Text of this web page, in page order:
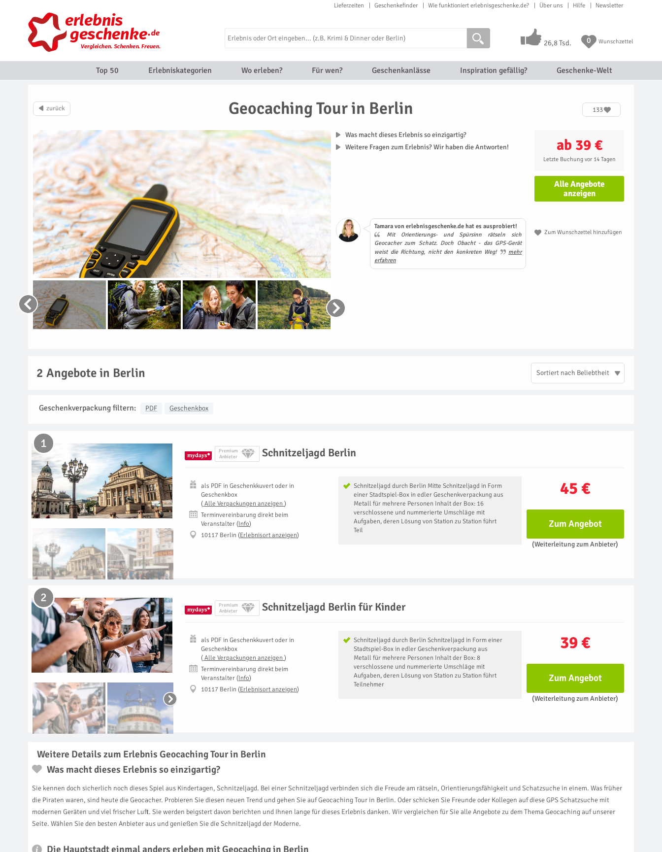
Lieferzeiten Geschenkefinder Wie funktioniert erlebnisgeschenke.de? Über uns Hilfe Newsletter
26,8 Tsd. 0 Wunschzettel
Top 50 Erlebniskategorien Wo erleben? Für wen? Geschenkanlässe Inspiration gefällig? Geschenke-Welt
Geocaching Tour in Berlin 133
ab 39 €
Letzte Buchung vor 14 Tagen
Alle Angebote
anzeigen
Zum Wunschzettel hinzufügen
Was macht dieses Erlebnis so einzigartig?
Weitere Fragen zum Erlebnis? Wir haben die Antworten!
Tamara von erlebnisgeschenke.de hat es ausprobiert!
Mit Orientierungs- und Spürsinn rätseln sich
Geocacher zum Schatz. Doch Obacht - das GPS-Gerät
weist die Richtung, nicht den konkreten Weg!
mehr
erfahren
2 Angebote in Berlin Sortiert nach Beliebtheit
Geschenkverpackung filtern: PDF Geschenkbox
Premium
Anbieter
Schnitzeljagd Berlin
1
45 €
Schnitzeljagd durch Berlin Mitte Schnitzeljagd in Form
einer Stadtspiel-Box in edler Geschenkverpackung aus
Metall für mehrere Personen Inhalt der Box: 16
verschlossene und nummerierte Umschläge mit
Aufgaben, deren Lösung von Station zu Station führt
Teil
als PDFinGeschenkkuvert oder in
Geschenkbox
( Alle Verpackungen anzeigen )
Terminvereinbarung direkt beim
Veranstalter (Info)
10117 Berlin (Erlebnisort anzeigen)
Zum Angebot
(Weiterleitung zum Anbieter)
Premium
Anbieter
Schnitzeljagd Berlin für Kinder
2
39 €
Schnitzeljagd durch Berlin Schnitzeljagd in Form einer
Stadtspiel-Box in edler Geschenkverpackung aus
Metall für mehrere Personen Inhalt der Box: 8
verschlossene und nummerierte Umschläge mit
Aufgaben, deren Lösung von Station zu Station führt
Teilnehmer
als PDFinGeschenkkuvert oder in
Geschenkbox
( Alle Verpackungen anzeigen )
Terminvereinbarung direkt beim
Veranstalter (Info)
10117 Berlin (Erlebnisort anzeigen)
Zum Angebot
(Weiterleitung zum Anbieter)
Weitere Details zum Erlebnis Geocaching Tour in Berlin
Was macht dieses Erlebnis so einzigartig?
Sie kennen doch sicherlich noch dieses Spiel aus Kindertagen, Schnitzeljagd. Bei einer Schnitzeljagd verbinden sich die Freude am rätseln, Orientierungsfähigkeit und Schatzsuche in einem. Was früher
die Piraten waren, sind heute die Geocacher. Probieren Sie diesen neuen Trend und gehen Sie auf Geocaching Tour in Berlin. Oder schicken Sie Freunde oder Kollegen auf diese GPS Schatzsuche mit
modernen Geräten und viel frischer Luft. Sie werden beigstert davon berichten und Ihnen lange für dieses Erlebnis danken. Wir vergleichen für Sie alle Angebote zu dem Thema Geocaching auf unserer
Seite. Wählen Sie den besten Anbieter aus und genießen Sie die Schnitzeljagd der Moderne.
Die Hauptstadt einmal anders erleben mit Geocaching in Berlin